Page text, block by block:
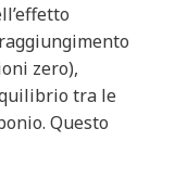
zero),
tra le
Questo